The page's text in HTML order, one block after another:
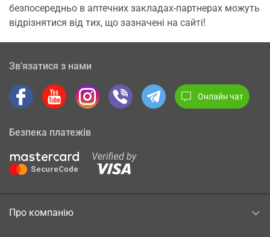
безпосередньо в аптечних закладах-партнерах можуть
відрізнятися від тих, що зазначені на сайті!
Зв’язатися з нами
Онлайн чат
Безпека платежів
Про компанію